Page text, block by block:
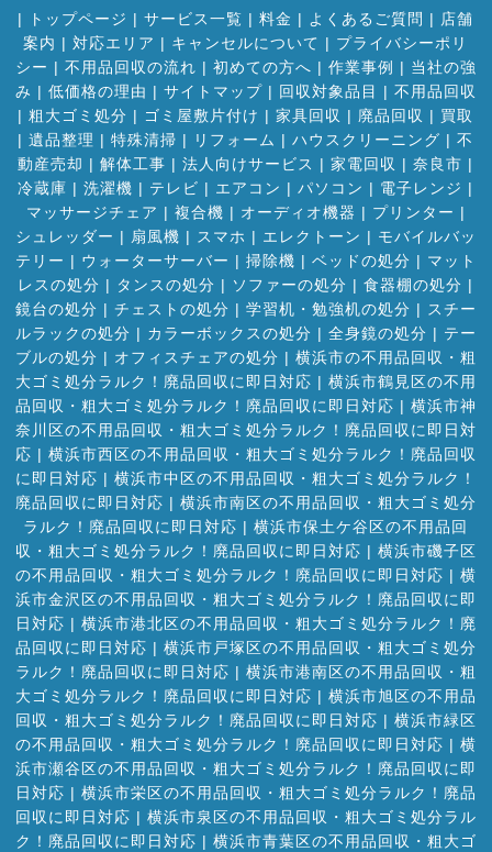
| トップページ | サービス一覧 | 料金 | よくあるご質問 | 店舗
案内 | 対応エリア | キャンセルについて | プライバシーポリ
シー | 不用品回収の流れ | 初めての方へ | 作業事例 | 当社の強
み | 低価格の理由 | サイトマップ| 回収対象品目 | 不用品回収
| 粗大ゴミ処分 | ゴミ屋敷片付け | 家具回収 | 廃品回収 | 買取
| 遺品整理 | 特殊清掃 | リフォーム | ハウスクリーニング | 不
動産売却 | 解体工事 | 法人向けサービス | 家電回収 | 奈良市 |
冷蔵庫 | 洗濯機 | テレビ | エアコン | パソコン | 電子レンジ |
マッサージチェア | 複合機 | オーディオ機器 | プリンター |
シュレッダー | 扇風機 | スマホ | エレクトーン | モバイルバッ
テリー | ウォーターサーバー | 掃除機 | ベッドの処分 | マット
レスの処分 | タンスの処分 | ソファーの処分 | 食器棚の処分 |
鏡台の処分 | チェストの処分 | 学習机・勉強机の処分 | スチー
ルラックの処分 | カラーボックスの処分 | 全身鏡の処分 | テー
ブルの処分 | オフィスチェアの処分 | 横浜市の不用品回収・粗
大ゴミ処分ラルク！廃品回収に即日対応 | 横浜市鶴見区の不用
品回収・粗大ゴミ処分ラルク！廃品回収に即日対応 | 横浜市神
奈川区の不用品回収・粗大ゴミ処分ラルク！廃品回収に即日対
応 | 横浜市西区の不用品回収・粗大ゴミ処分ラルク！廃品回収
に即日対応 | 横浜市中区の不用品回収・粗大ゴミ処分ラルク！
廃品回収に即日対応 | 横浜市南区の不用品回収・粗大ゴミ処分
ラルク！廃品回収に即日対応 | 横浜市保土ケ谷区の不用品回
収・粗大ゴミ処分ラルク！廃品回収に即日対応 | 横浜市磯子区
の不用品回収・粗大ゴミ処分ラルク！廃品回収に即日対応 | 横
浜市金沢区の不用品回収・粗大ゴミ処分ラルク！廃品回収に即
日対応 | 横浜市港北区の不用品回収・粗大ゴミ処分ラルク！廃
品回収に即日対応 | 横浜市戸塚区の不用品回収・粗大ゴミ処分
ラルク！廃品回収に即日対応 | 横浜市港南区の不用品回収・粗
大ゴミ処分ラルク！廃品回収に即日対応 | 横浜市旭区の不用品
回収・粗大ゴミ処分ラルク！廃品回収に即日対応 | 横浜市緑区
の不用品回収・粗大ゴミ処分ラルク！廃品回収に即日対応 | 横
浜市瀬谷区の不用品回収・粗大ゴミ処分ラルク！廃品回収に即
日対応 | 横浜市栄区の不用品回収・粗大ゴミ処分ラルク！廃品
回収に即日対応 | 横浜市泉区の不用品回収・粗大ゴミ処分ラル
ク！廃品回収に即日対応 | 横浜市青葉区の不用品回収・粗大ゴ